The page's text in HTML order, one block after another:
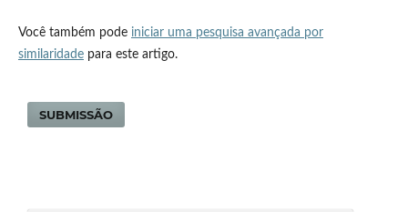
Você também pode iniciar uma pesquisa avançada por
similaridadepara este artigo.
SUBMISSÃO